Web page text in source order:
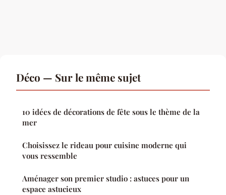
Déco — Sur le même sujet
10 idées de décorations de fête sous le thème de la
mer
Choisissez le rideau pour cuisine moderne qui
vous ressemble
Aménager son premier studio : astuces pour un
espace astucieux